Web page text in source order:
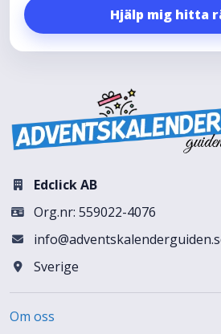
Hjälp mig hitta
Edclick AB
Org.nr: 559022-4076
Sverige
Om oss